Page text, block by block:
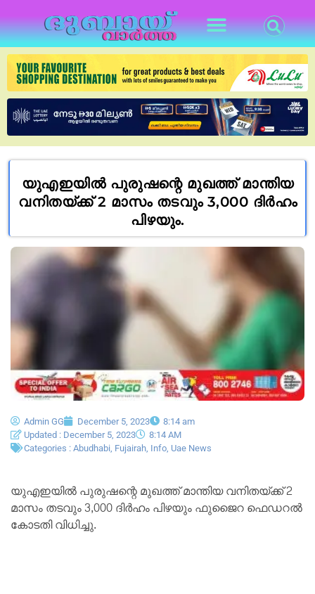
യുഎഇയില്‍ പുരുഷന്റെ മുഖത്ത് മാന്തിയ
വനിതയ്ക്ക് 2 മാസം തടവും 3,000 ദിര്‍ഹം
പിഴയും.
Admin GG December 5, 2023
8:14 am
Updated : December 5, 2023
8:14 AM
Categories : Abudhabi Fujairah Info Uae News
യുഎഇയില്‍ പുരുഷന്റെ മുഖത്ത് മാന്തിയ വനിതയ്ക്ക് 2
മാസം തടവും 3,000 ദിര്‍ഹം പിഴയും ഫുജൈറ ഫെഡറല്‍
കോടതി വിധിച്ചു.